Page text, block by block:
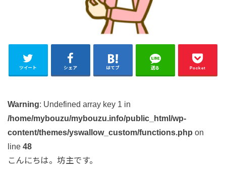
ツイート シェア はてブ 送る Pocket
Warning: Undefined array key 1 in
/home/mybouzu/mybouzu.info/public_html/wp-
content/themes/yswallow_custom/functions.php on
line 48
こんにちは。坊主です。